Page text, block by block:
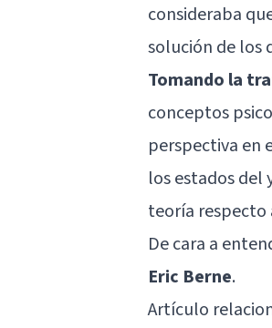
consideraba
solución de los
Tomando la
conceptos
perspectiva en
los estados del
teoría respecto
De cara a
Eric Berne.
Artículo